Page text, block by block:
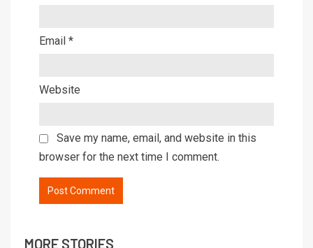
Email *
Website
Save my name, email, and website in this
browser for the next time I comment.
MORE STORIES